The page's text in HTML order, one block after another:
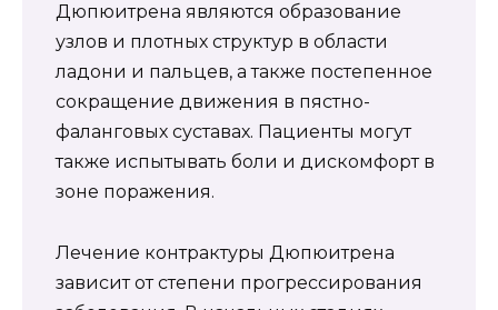
Дюпюитрена являются образование
узлов и плотных структур в области
ладони и пальцев, а также постепенное
сокращение движения в пястно-
фаланговых суставах. Пациенты могут
также испытывать боли и дискомфорт в
зоне поражения.
Лечение контрактуры Дюпюитрена
зависит от степени прогрессирования